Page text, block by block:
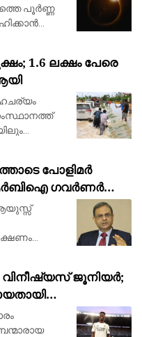
പൂർണ്ണ
1.6 ലക്ഷം പേരെ
14
പോളിമർ
ഗവർണർ
ജൂനിയർ;
അത്‌ലറ്റിക്കും